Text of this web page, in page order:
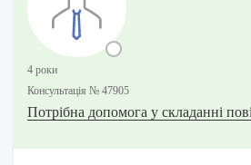
4 роки
Консультацiя № 47905
Потрібна допомога у складанні